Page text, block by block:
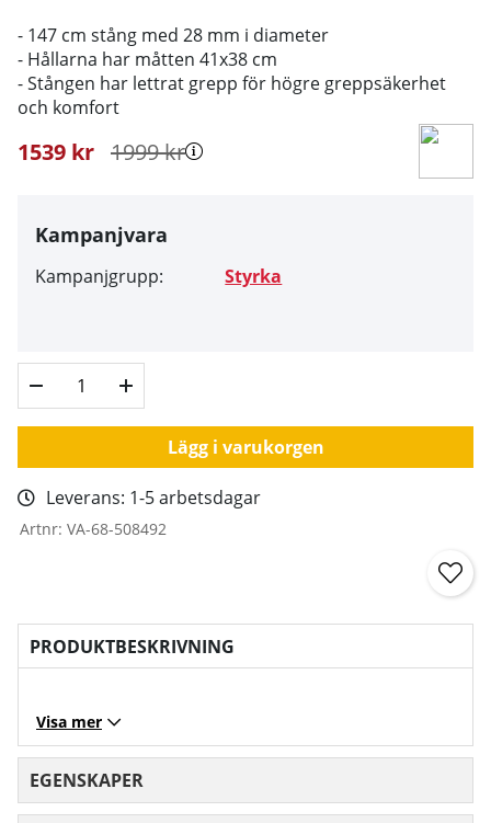
- 147 cm stång med 28 mm i diameter
- Hållarna har måtten 41x38 cm
- Stången har lettrat grepp för högre greppsäkerhet
och komfort
1999kr
1539 kr
Kampanjvara
Kampanjgrupp: Styrka
Lägg i varukorgen
Leverans: 1-5 arbetsdagar
Artnr: VA-68-508492
PRODUKTBESKRIVNING
Visa mer
EGENSKAPER